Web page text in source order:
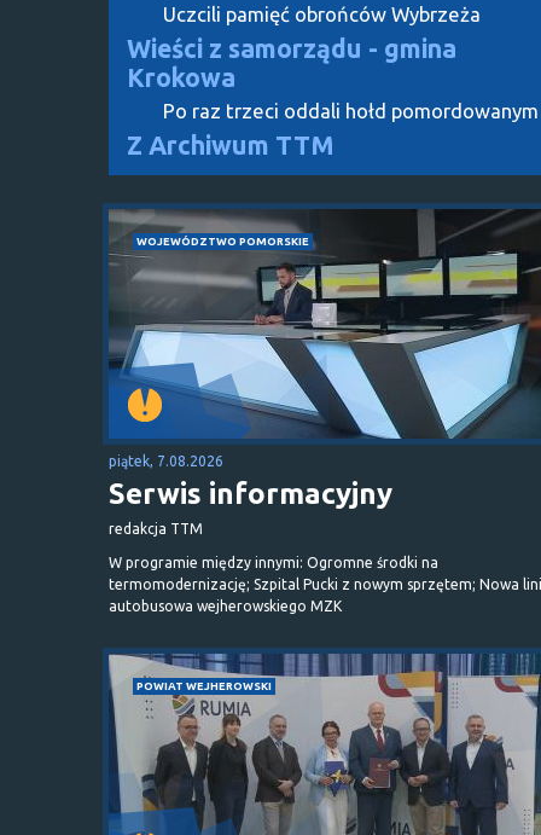
Uczcili pamięć obrońców Wybrzeża
Wieści z samorządu - gmina
Krokowa
Po raz trzeci oddali hołd pomordowanym
Z Archiwum TTM
WOJEWÓDZTWO POMORSKIE
piątek, 7.08.2026
Serwis informacyjny
redakcja TTM
W programie między innymi: Ogromne środki na
termomodernizację; Szpital Pucki z nowym sprzętem; Nowa
autobusowa wejherowskiego MZK
POWIAT WEJHEROWSKI